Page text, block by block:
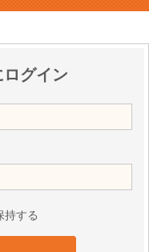
ログイン
持する